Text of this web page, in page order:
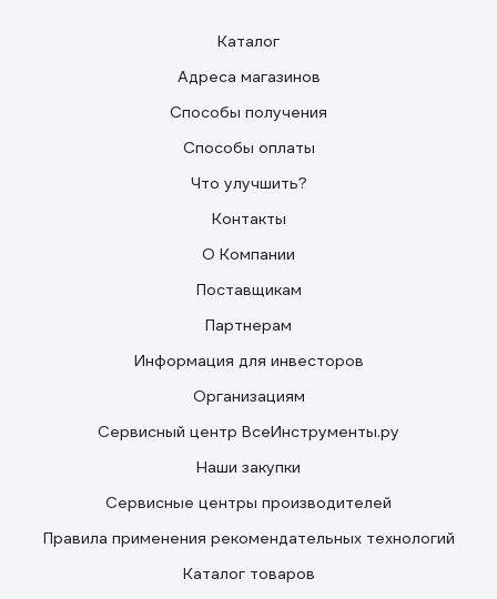
Каталог
Адреса магазинов
Способы получения
Способы оплаты
Что улучшить?
Контакты
О Компании
Поставщикам
Партнерам
Информация для инвесторов
Организациям
Сервисный центр ВсеИнструменты.ру
Наши закупки
Сервисные центры производителей
Правила применения рекомендательных технологий
Каталог товаров